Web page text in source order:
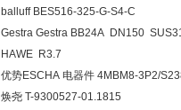
balluff BES516-325-G-S4-C
Gestra Gestra BB24A DN150
HAWE R3.7
优势ESCHA 电器件 4MBM8-3P2/
焕尧 T-9300527-01.1815